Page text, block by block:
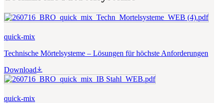
quick-mix
Technische Mörtelsysteme – Lösungen für höchste Anforderungen
Download
quick-mix